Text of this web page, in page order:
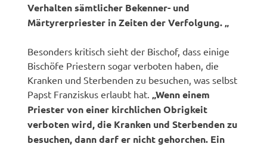
Verhalten sämtlicher Bekenner- und
Märtyrerpriester in Zeiten der Verfolgung. „
Besonders kritisch sieht der Bischof, dass einige
Bischöfe Priestern sogar verboten haben, die
Kranken und Sterbenden zu besuchen, was selbst
Papst Franziskus erlaubt hat. „Wenn einem
Priester von einer kirchlichen Obrigkeit
verboten wird, die Kranken und Sterbenden zu
besuchen, dann darf er nicht gehorchen. Ein